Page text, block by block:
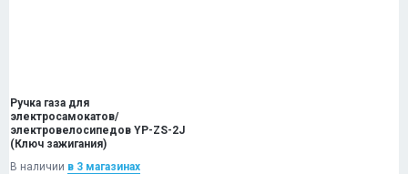
Ручка газа для
электросамокатов/
электровелосипедов YP-ZS-2J
(Ключ зажигания)
В наличии в 3 магазинах